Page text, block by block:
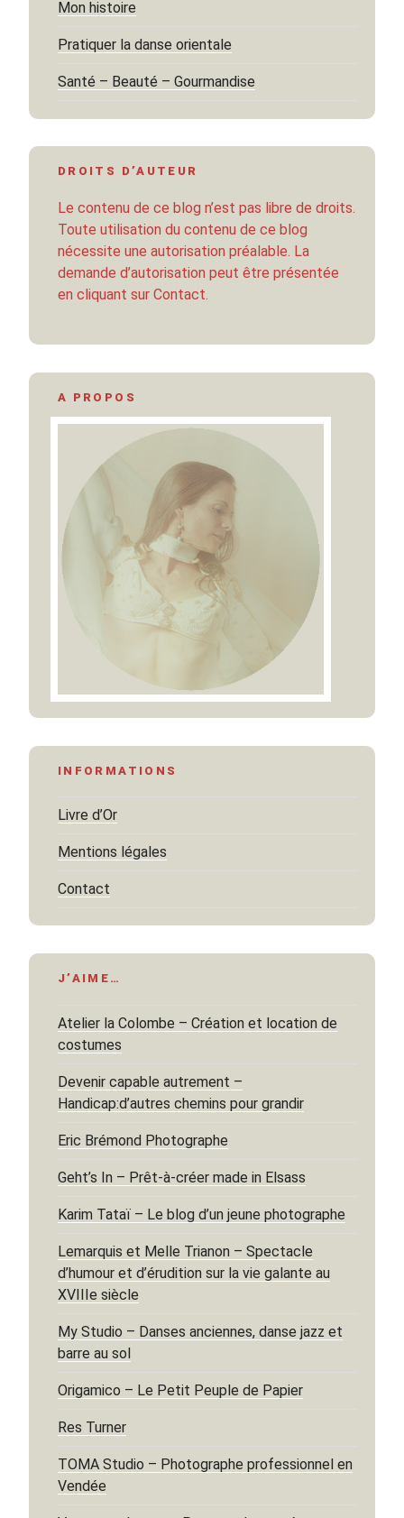
Mon histoire
Pratiquer la danse orientale
Santé – Beauté – Gourmandise
DROITS D’AUTEUR
Le contenu de ce blog n’est pas libre de droits.
Toute utilisation du contenu de ce blog
nécessite une autorisation préalable. La
demande d’autorisation peut être présentée
en cliquant sur Contact.
A PROPOS
INFORMATIONS
Livre d’Or
Mentions légales
Contact
J’AIME…
Atelier la Colombe – Création et location de
costumes
Devenir capable autrement –
Handicap:d’autres chemins pour grandir
Eric Brémond Photographe
Geht’s In – Prêt-à-créer made in Elsass
Karim Tataï – Le blog d’un jeune photographe
Lemarquis et Melle Trianon – Spectacle
d’humour et d’érudition sur la vie galante au
XVIIIe siècle
My Studio – Danses anciennes, danse jazz et
barre au sol
Origamico – Le Petit Peuple de Papier
Res Turner
TOMA Studio – Photographe professionnel en
Vendée